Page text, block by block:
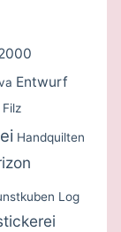
Entwurf
Filz
Handquilten
Log